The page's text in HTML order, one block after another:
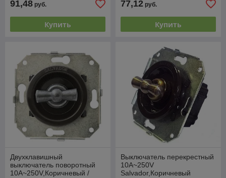
91,48 руб.
Купить
77,12 руб.
Купить
Двухклавишный
выключатель поворотный
10А~250V,Коричневый /
Выключатель перекрестный
10А~250V
Salvador,Коричневый